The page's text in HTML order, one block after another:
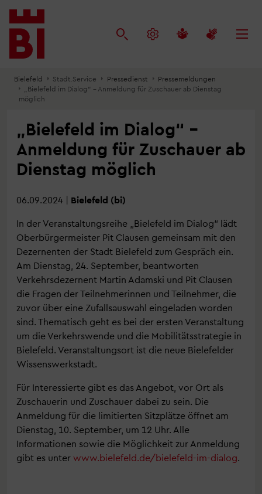
Inhalt
anspringen
Menü
anspringen
Suche
anspringen
Bielefeld Stadt.Service Pressedienst
Pressemeldungen
„Bielefeld im Dialog“ – Anmeldung für Zuschauer ab Dienstag
möglich
„Bielefeld im Dialog“ –
Anmeldung für Zuschauer ab
Dienstag möglich
06.09.2024 | Bielefeld (bi)
In der Veranstaltungsreihe „Bielefeld im Dialog“ lädt
Oberbürgermeister Pit Clausen gemeinsam mit den
Dezernenten der Stadt Bielefeld zum Gespräch ein.
Am Dienstag, 24. September, beantworten
Verkehrsdezernent Martin Adamski und Pit Clausen
die Fragen der Teilnehmerinnen und Teilnehmer, die
zuvor über eine Zufallsauswahl eingeladen worden
sind. Thematisch geht es bei der ersten Veranstaltung
um die Verkehrswende und die Mobilitätsstrategie in
Bielefeld. Veranstaltungsort ist die neue Bielefelder
Wissenswerkstadt.
Für Interessierte gibt es das Angebot, vor Ort als
Zuschauerin und Zuschauer dabei zu sein. Die
Anmeldung für die limitierten Sitzplätze öffnet am
Dienstag, 10. September, um 12 Uhr. Alle
Informationen sowie die Möglichkeit zur Anmeldung
gibt es unter www.bielefeld.de/bielefeld-im-dialog.